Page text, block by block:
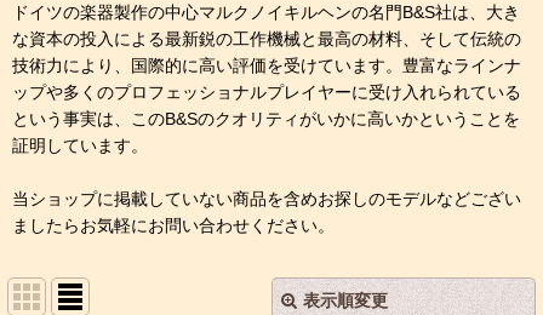
ドイツの楽器製作の中心マルクノイキルヘンの名門B&S社は、大き
な資本の投入による最新鋭の工作機械と最高の材料、そして伝統の
技術力により、国際的に高い評価を受けています。豊富なラインナ
ップや多くのプロフェッショナルプレイヤーに受け入れられている
という事実は、このB&Sのクオリティがいかに高いかということを
証明しています。
当ショップに掲載していない商品を含めお探しのモデルなどござい
ましたらお気軽にお問い合わせください。
表示順変更 閉じる